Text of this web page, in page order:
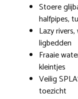
Stoere
halfpipes,
Lazy
ligbedden
Fraaie
kleintjes
Veilig
toezicht